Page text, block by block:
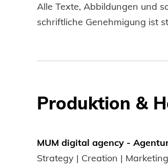
Alle Texte, Abbildungen und
schriftliche Genehmigung ist
Produktion &
MUM digital agency -
Strategy | Creation |